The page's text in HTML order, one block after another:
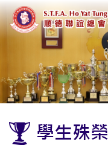
學生殊榮